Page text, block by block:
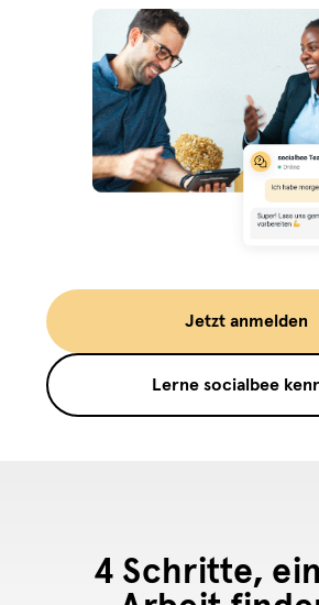
Jetzt anmelden
Lerne socialbee
4 Schritte,